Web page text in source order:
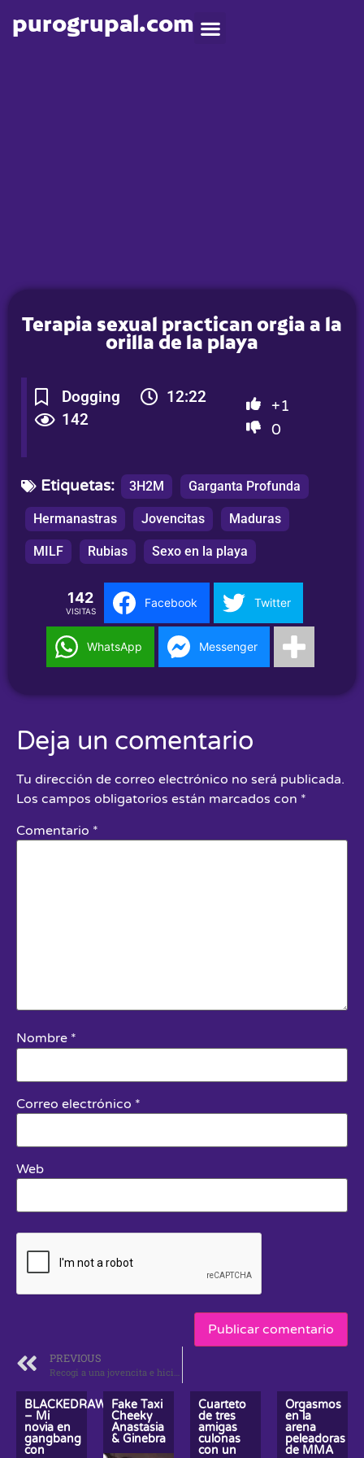
purogrupal.com
Terapia sexual practican orgia a la
orilla de la playa
Dogging
12:22
142
+1
0
Etiquetas: 3H2M Garganta Profunda
Hermanastras Jovencitas Maduras
MILF Rubias Sexo en la playa
142
VISITAS
Facebook Twitter
WhatsApp Messenger
Deja un comentario
Tu dirección de correo electrónico no será publicada.
Los campos obligatorios están marcados con *
Comentario *
Nombre *
Correo electrónico *
Web
PREVIOUS
BLACKEDRAW
– Mi
novia en
gangbang
con
Fake Taxi
Cheeky
Anastasia
& Ginebra
Cuarteto
de tres
amigas
culonas
con un
Orgasmos
en la
arena
peleadoras
de MMA